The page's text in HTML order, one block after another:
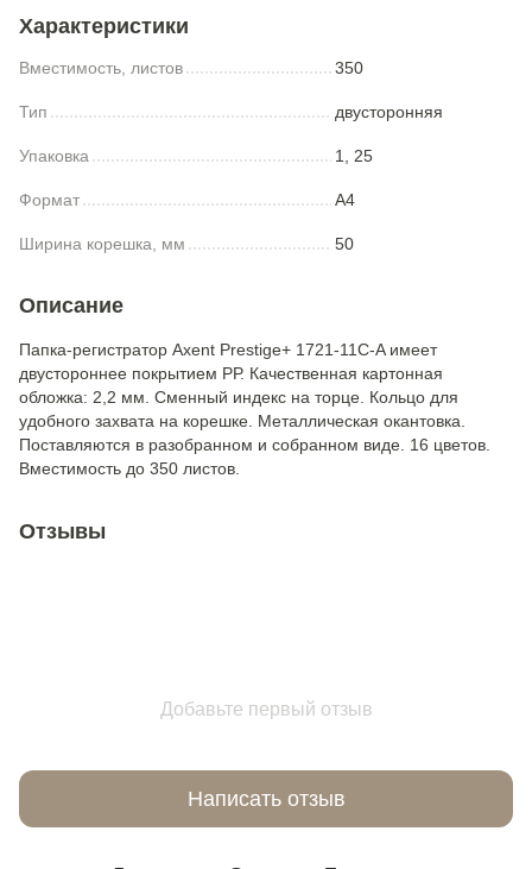
Характеристики
Вместимость, листов 350
Тип двусторонняя
Упаковка 1, 25
Формат A4
Ширина корешка, мм 50
Описание
Папка-регистратор Axent Prestige+ 1721-11C-A имеет
двустороннее покрытием РР. Качественная картонная
обложка: 2,2 мм. Сменный индекс на торце. Кольцо для
удобного захвата на корешке. Металлическая окантовка.
Поставляются в разобранном и собранном виде. 16 цветов.
Вместимость до 350 листов.
Отзывы
Добавьте первый отзыв
Написать отзыв